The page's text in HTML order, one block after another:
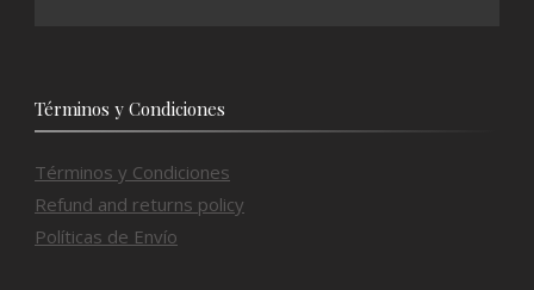
Términos y Condiciones
Términos y Condiciones
Refund and returns policy
Políticas de Envío